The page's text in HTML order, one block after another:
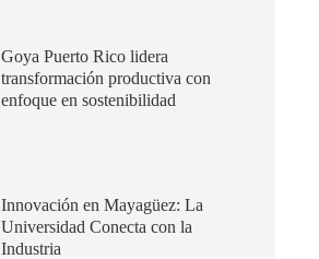
Goya Puerto Rico lidera
transformación productiva con
enfoque en sostenibilidad
Innovación en Mayagüez: La
Universidad Conecta con la
Industria